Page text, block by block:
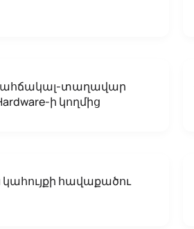
տաղավար
ի կողմից
հավաքածու